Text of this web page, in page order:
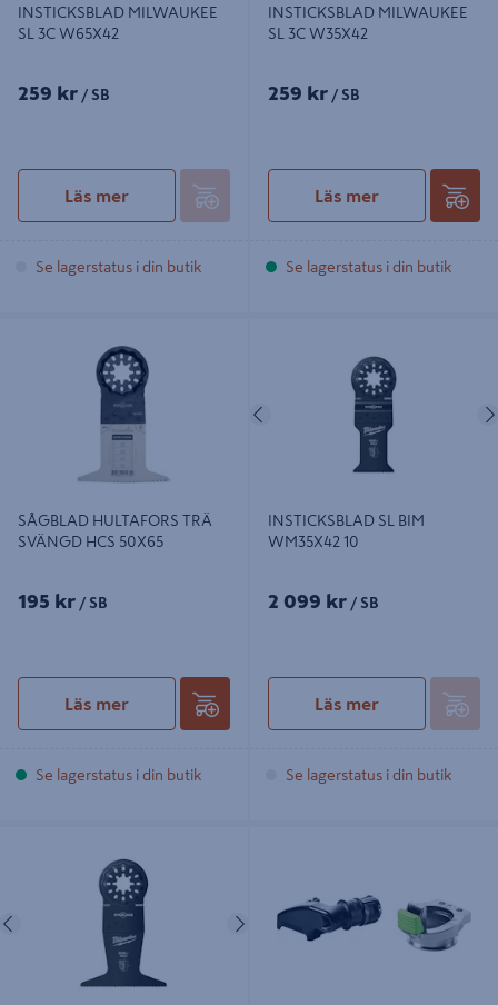
INSTICKSBLAD MILWAUKEE
SL 3C W65X42
259 kr / SB
Läs mer
Se lagerstatus i din butik
INSTICKSBLAD MILWAUKEE
SL 3C W35X42
259 kr / SB
Läs mer
Se lagerstatus i din butik
SVÄNGD HCS 50X65
SÅGBLAD HULTAFORS TRÄ
SVÄNGD HCS 50X65
195 kr / SB
Läs mer
Se lagerstatus i din butik
Föregående
INSTICKSBLAD SL BIM
WM35X42 10
2 099 kr / SB
Läs mer
Se lagerstatus i din butik
Föregående Nästa